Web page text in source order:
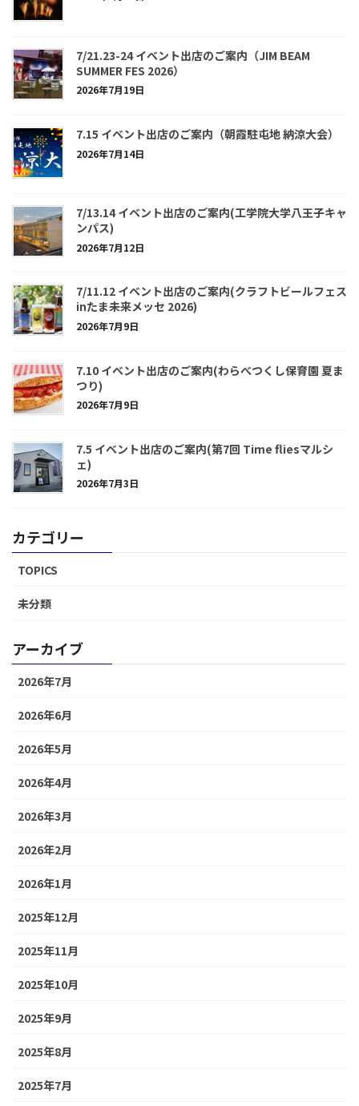
7/21.23-24 イベント出店のご案内（JIM BEAM
SUMMER FES 2026）
2026年7月19日
7.15 イベント出店のご案内（朝霞駐屯地 納涼大会）
2026年7月14日
7/13.14 イベント出店のご案内(工学院大学八王子キャ
ンパス)
2026年7月12日
7/11.12 イベント出店のご案内(クラフトビールフェス
inたま未来メッセ 2026)
2026年7月9日
7.10 イベント出店のご案内(わらべつくし保育園 夏ま
つり)
2026年7月9日
7.5 イベント出店のご案内(第7回 Time fliesマルシ
ェ)
2026年7月3日
カテゴリー
TOPICS
未分類
アーカイブ
2026年7月
2026年6月
2026年5月
2026年4月
2026年3月
2026年2月
2026年1月
2025年12月
2025年11月
2025年10月
2025年9月
2025年8月
2025年7月